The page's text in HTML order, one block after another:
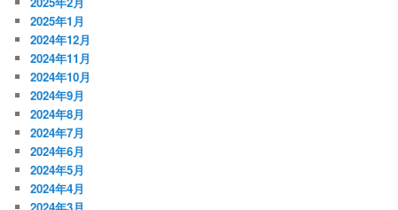
2025年1月
2024年12月
2024年11月
2024年10月
2024年9月
2024年8月
2024年7月
2024年6月
2024年5月
2024年4月
2024年3月